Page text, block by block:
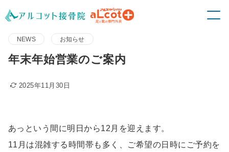
NEWS お知らせ
年末年始営業のご案内
2025年11月30日
あっという間に明日から12月を迎えます。
11月は混雑する時間帯も多く、ご希望の日時にご予約を